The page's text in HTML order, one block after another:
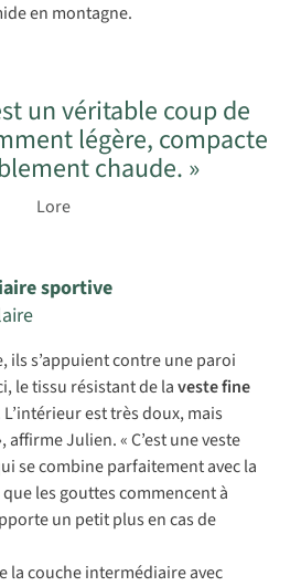
en montagne.
un véritable coup de
légère, compacte
chaude. »
Lore
sportive
ils s’appuient contre une paroi
le tissu résistant de laveste fine
est très doux, mais
affirme Julien. « C’est une veste
se combine parfaitement avec la
les gouttes commencent à
un petit plus en cas de
la couche intermédiaire avec